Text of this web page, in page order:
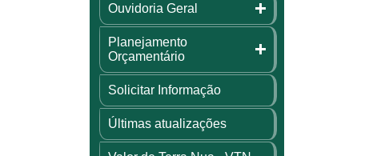
Ouvidoria Geral
Planejamento
Orçamentário
Solicitar Informação
Últimas atualizações